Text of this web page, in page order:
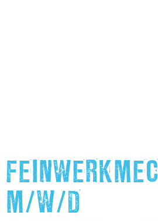
M/W/D